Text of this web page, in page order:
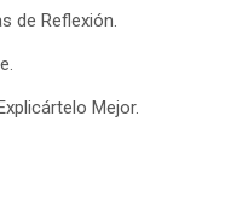
de Reflexión.
Mejor.